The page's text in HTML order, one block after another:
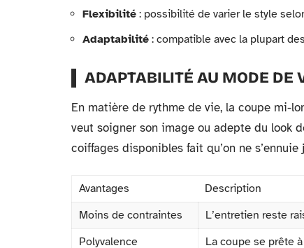
Flexibilité : possibilité de varier le style
Adaptabilité : compatible avec la plupart
ADAPTABILITÉ AU MODE DE
En matière de rythme de vie, la coupe mi-
veut soigner son image ou adepte du look
coiffages disponibles fait qu’on ne
Avantages
Description
Moins de contraintes
L’entretien reste
Polyvalence
La coupe se prête